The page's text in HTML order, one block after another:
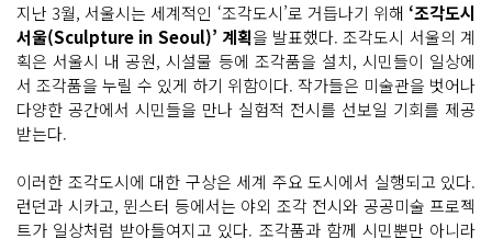
지난 3월, 서울시는 세계적인 ‘조각도시’로 거듭나기 위해 ‘조각도시
서울(Sculpture in Seoul)’ 계획을 발표했다. 조각도시 서울의 계
획은 서울시 내 공원, 시설물 등에 조각품을 설치, 시민들이 일상에
서 조각품을 누릴 수 있게 하기 위함이다. 작가들은 미술관을 벗어나
다양한 공간에서 시민들을 만나 실험적 전시를 선보일 기회를 제공
받는다.
이러한 조각도시에 대한 구상은 세계 주요 도시에서 실행되고 있다.
런던과 시카고, 뮌스터 등에서는 야외 조각 전시와 공공미술 프로젝
트가 일상처럼 받아들여지고 있다. 조각품과 함께 시민뿐만 아니라